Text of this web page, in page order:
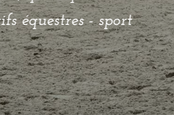
équestres - sport